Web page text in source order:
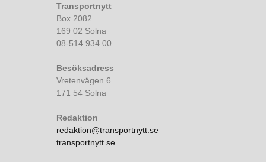
Transportnytt
Box 2082
169 02 Solna
08-514 934 00
Besöksadress
Vretenvägen 6
171 54 Solna
Redaktion
redaktion@transportnytt.se
transportnytt.se